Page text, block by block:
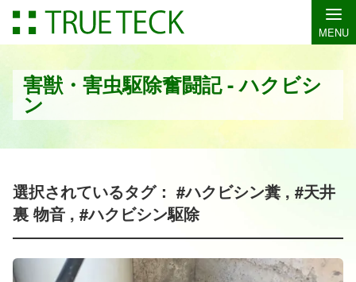
MENU
害獣・害虫駆除奮闘記 - ハクビシ
ン
選択されているタグ： #ハクビシン糞 , #天井
裏 物音 , #ハクビシン駆除